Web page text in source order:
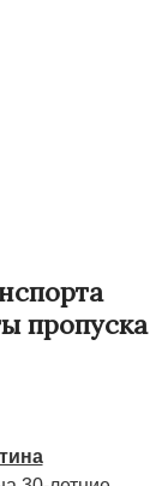
пропуска